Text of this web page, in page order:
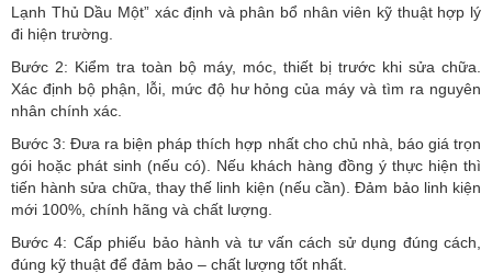
Lạnh Thủ Dầu Một” xác định và phân bổ nhân viên kỹ thuật hợp lý
đi hiện trường.
Bước 2: Kiểm tra toàn bộ máy, móc, thiết bị trước khi sửa chữa.
Xác định bộ phận, lỗi, mức độ hư hỏng của máy và tìm ra nguyên
nhân chính xác.
Bước 3: Đưa ra biện pháp thích hợp nhất cho chủ nhà, báo giá trọn
gói hoặc phát sinh (nếu có). Nếu khách hàng đồng ý thực hiện thì
tiến hành sửa chữa, thay thế linh kiện (nếu cần). Đảm bảo linh kiện
mới 100%, chính hãng và chất lượng.
Bước 4: Cấp phiếu bảo hành và tư vấn cách sử dụng đúng cách,
đúng kỹ thuật để đảm bảo – chất lượng tốt nhất.